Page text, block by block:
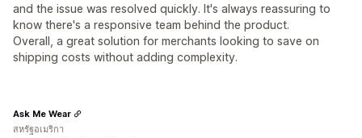
and the issue was resolved quickly. It's always reassuring to
know there's a responsive team behind the product.
Overall, a great solution for merchants looking to save on
shipping costs without adding complexity.
Ask Me Wear
สหรัฐอเมริกา